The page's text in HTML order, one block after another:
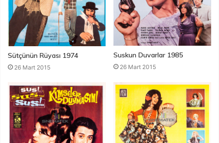
Sütçünün Rüyası 1974
26 Mart 2015
Suskun Duvarlar 1985
26 Mart 2015